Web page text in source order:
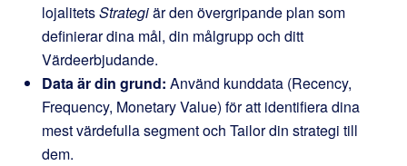
lojalitetsStrategiär den övergripande plan som
definierar dina mål, din målgrupp och ditt
Värdeerbjudande.
Data är din grund: Använd kunddata (Recency,
Frequency, Monetary Value) för att identifiera dina
mest värdefulla segment och Tailor din strategi till
dem.